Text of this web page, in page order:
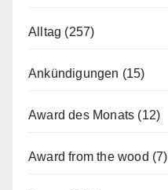
Alltag (257)
Ankündigungen (15)
Award des Monats (12)
Award from the wood (7)